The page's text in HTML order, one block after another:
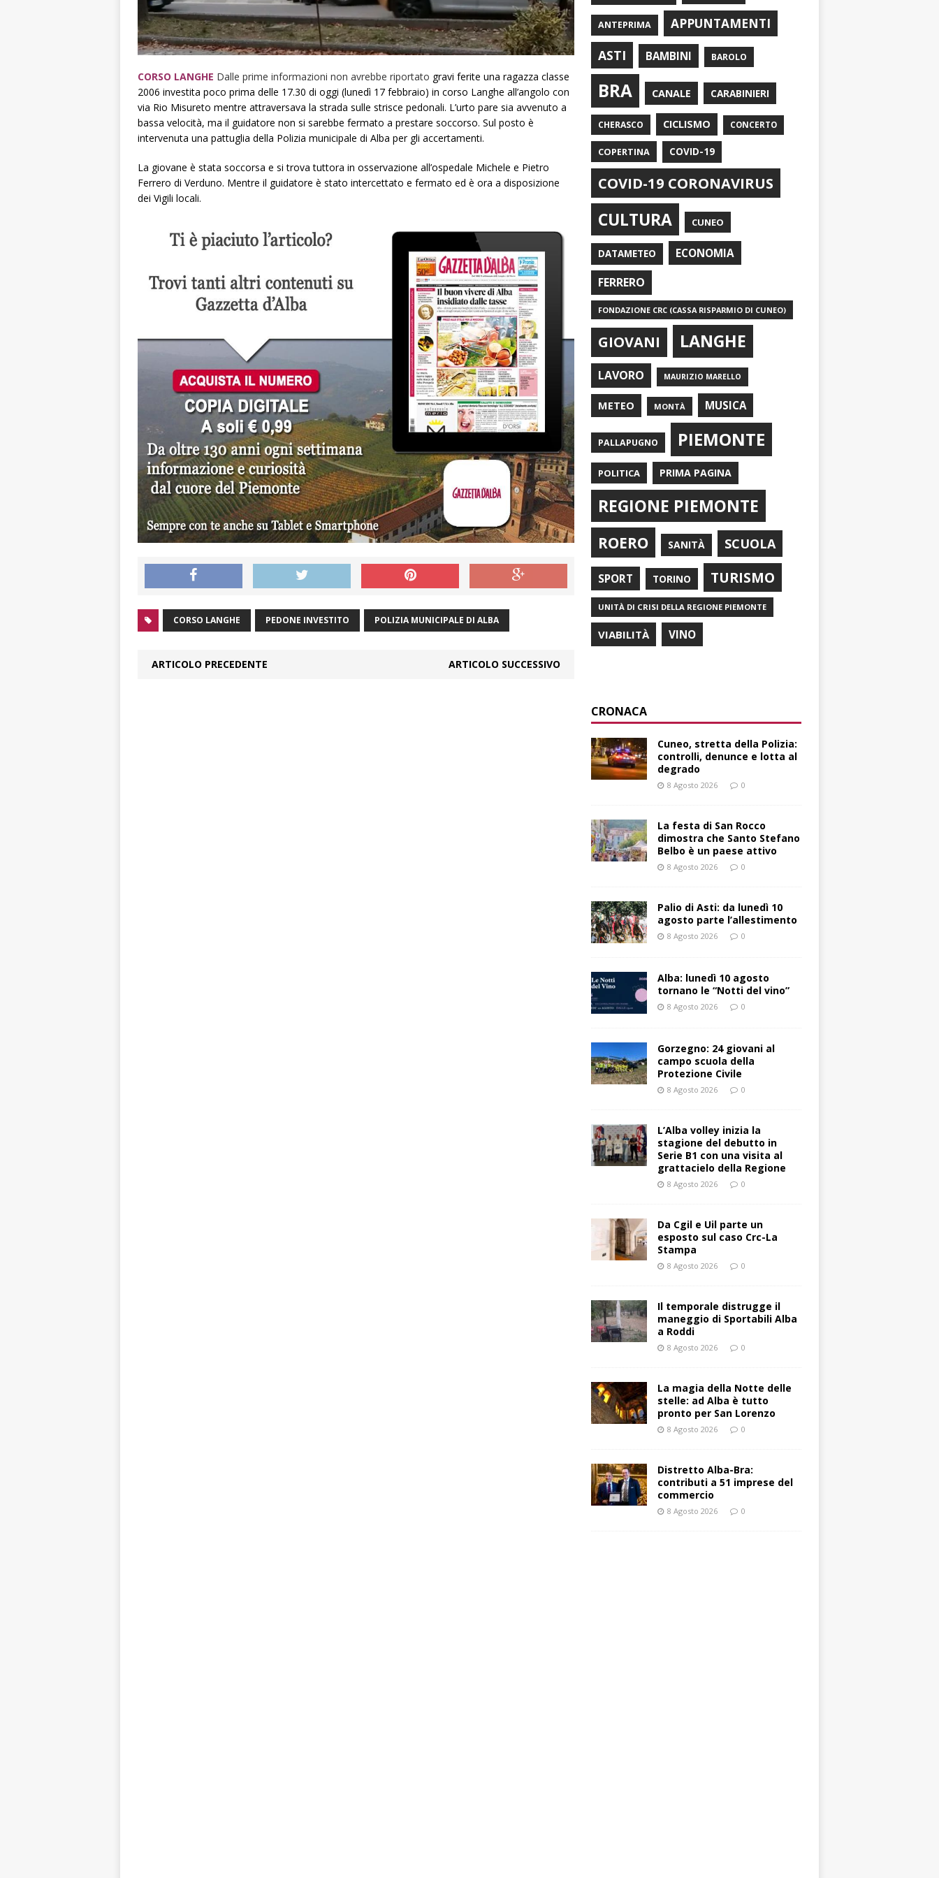
CORSO LANGHE Dalle prime informazioni non avrebbe riportato gravi ferite una ragazza classe
2006 investita poco prima delle 17.30 di oggi (lunedì 17 febbraio) in corso Langhe all’angolo con
via Rio Misureto mentre attraversava la strada sulle strisce pedonali. L’urto pare sia avvenuto a
bassa velocità, ma il guidatore non si sarebbe fermato a prestare soccorso. Sul posto è
intervenuta una pattuglia della Polizia municipale di Alba per gli accertamenti.
La giovane è stata soccorsa e si trova tuttora in osservazione all’ospedale Michele e Pietro
Ferrero di Verduno. Mentre il guidatore è stato intercettato e fermato ed è ora a disposizione
dei Vigili locali.
CORSO LANGHE PEDONE INVESTITO POLIZIA MUNICIPALE DI ALBA
ARTICOLO PRECEDENTE ARTICOLO SUCCESSIVO
ANTEPRIMA
APPUNTAMENTI
ASTI
BAMBINI BAROLO
BRA CANALE CARABINIERI
CHERASCO CICLISMO CONCERTO
COPERTINA COVID-19
COVID-19 CORONAVIRUS
CULTURA CUNEO
DATAMETEO ECONOMIA
FERRERO
FONDAZIONE CRC (CASSA RISPARMIO DI CUNEO)
GIOVANI LANGHE
LAVORO MAURIZIO MARELLO
METEO MONTÀ MUSICA
PALLAPUGNO PIEMONTE
POLITICA PRIMA PAGINA
REGIONE PIEMONTE
ROERO SANITÀ SCUOLA
SPORT TORINO TURISMO
UNITÀ DI CRISI DELLA REGIONE PIEMONTE
VIABILITÀ VINO
CRONACA
Cuneo, stretta della Polizia:
controlli, denunce e lotta al
degrado
8 Agosto 2026 0
La festa di San Rocco
dimostra che Santo Stefano
Belbo è un paese attivo
8 Agosto 2026 0
Palio di Asti: da lunedì 10
agosto parte l’allestimento
8 Agosto 2026 0
Alba: lunedì 10 agosto
tornano le “Notti del vino”
8 Agosto 2026 0
Gorzegno: 24 giovani al
campo scuola della
Protezione Civile
8 Agosto 2026 0
L’Alba volley inizia la
stagione del debutto in
Serie B1 con una visita al
grattacielo della Regione
8 Agosto 2026 0
Da Cgil e Uil parte un
esposto sul caso Crc-La
Stampa
8 Agosto 2026 0
Il temporale distrugge il
maneggio di Sportabili Alba
a Roddi
8 Agosto 2026 0
La magia della Notte delle
stelle: ad Alba è tutto
pronto per San Lorenzo
8 Agosto 2026 0
Distretto Alba-Bra:
contributi a 51 imprese del
commercio
8 Agosto 2026 0